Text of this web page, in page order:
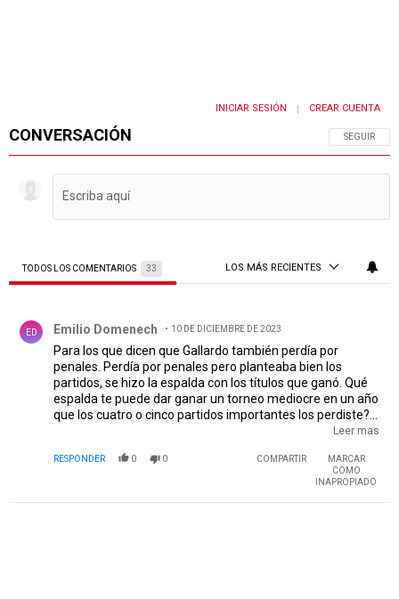
CONVERSACIÓN SIGA ESTA
SEGUIR
INICIAR SESIÓN | CREAR CUENTA
TODOS LOS COMENTARIOS 33 LOS MÁS RECIENTES
ED Emilio Domenech 10 DE DICIEMBRE DE 2023
Para los que dicen que Gallardo también perdía por
penales. Perdía por penales pero planteaba bien los
partidos, se hizo la espalda con los títulos que ganó. Qué
espalda te puede dar ganar un torneo mediocre en un año
que los cuatro o cinco partidos importantes los perdiste?
Central no rompió el dominio de River cuando el técnico
vieron que Enzo se desgastó y adelantaron sus líneas.
EDITADO
Leer mas
RESPONDER 0 0 COMPARTIR
MARCAR
COMO
INAPROPIADO